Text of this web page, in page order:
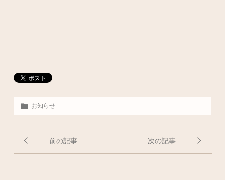
お知らせ
前の記事 次の記事